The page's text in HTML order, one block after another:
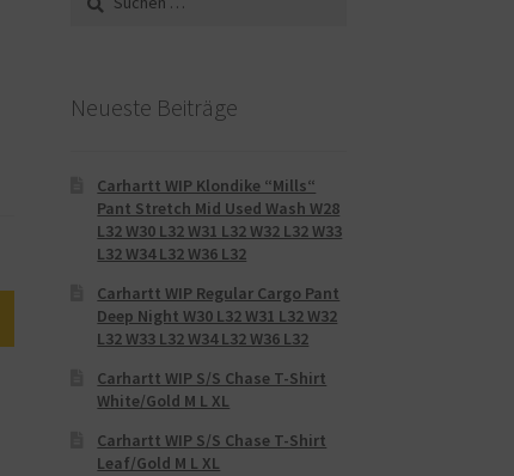
nach:
Neueste Beiträge
Carhartt WIP Klondike “Mills“
Pant Stretch Mid Used Wash W28
L32 W30 L32 W31 L32 W32 L32 W33
L32 W34 L32 W36 L32
Carhartt WIP Regular Cargo Pant
Deep Night W30 L32 W31 L32 W32
L32 W33 L32 W34 L32 W36 L32
Carhartt WIP S/S Chase T-Shirt
White/Gold M L XL
Carhartt WIP S/S Chase T-Shirt
Leaf/Gold M L XL